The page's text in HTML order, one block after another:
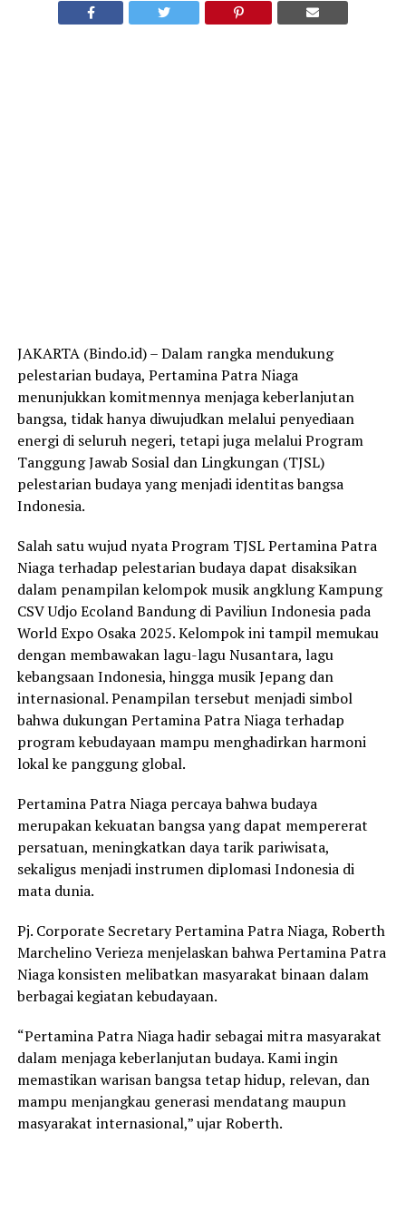
JAKARTA (Bindo.id) – Dalam rangka mendukung
pelestarian budaya, Pertamina Patra Niaga
menunjukkan komitmennya menjaga keberlanjutan
bangsa, tidak hanya diwujudkan melalui penyediaan
energi di seluruh negeri, tetapi juga melalui Program
Tanggung Jawab Sosial dan Lingkungan (TJSL)
pelestarian budaya yang menjadi identitas bangsa
Indonesia.
Salah satu wujud nyata Program TJSL Pertamina Patra
Niaga terhadap pelestarian budaya dapat disaksikan
dalam penampilan kelompok musik angklung Kampung
CSV Udjo Ecoland Bandung di Paviliun Indonesia pada
World Expo Osaka 2025. Kelompok ini tampil memukau
dengan membawakan lagu-lagu Nusantara, lagu
kebangsaan Indonesia, hingga musik Jepang dan
internasional. Penampilan tersebut menjadi simbol
bahwa dukungan Pertamina Patra Niaga terhadap
program kebudayaan mampu menghadirkan harmoni
lokal ke panggung global.
Pertamina Patra Niaga percaya bahwa budaya
merupakan kekuatan bangsa yang dapat mempererat
persatuan, meningkatkan daya tarik pariwisata,
sekaligus menjadi instrumen diplomasi Indonesia di
mata dunia.
Pj. Corporate Secretary Pertamina Patra Niaga, Roberth
Marchelino Verieza menjelaskan bahwa Pertamina Patra
Niaga konsisten melibatkan masyarakat binaan dalam
berbagai kegiatan kebudayaan.
“Pertamina Patra Niaga hadir sebagai mitra masyarakat
dalam menjaga keberlanjutan budaya. Kami ingin
memastikan warisan bangsa tetap hidup, relevan, dan
mampu menjangkau generasi mendatang maupun
masyarakat internasional,” ujar Roberth.